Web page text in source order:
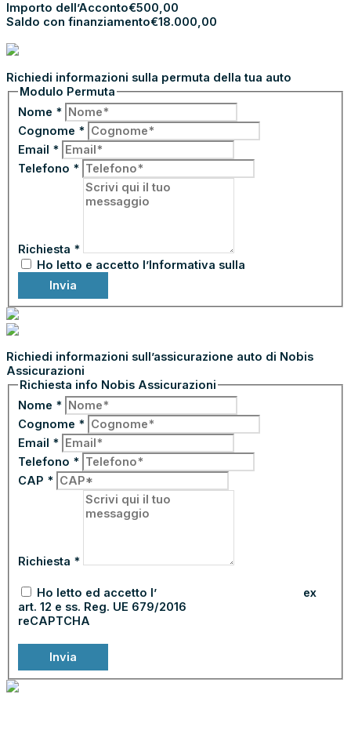
Importo dell’Acconto€500,00
Saldo con finanziamento€18.000,00
Richiedi informazioni sulla permuta della tua auto
Modulo Permuta
Nome *
Cognome *
Email *
Telefono *
Richiesta *
Ho letto e accetto l’Informativa sulla
Invia
Richiedi informazioni sull’assicurazione auto di Nobis
Assicurazioni
Richiesta info Nobis Assicurazioni
Nome *
Cognome *
Email *
Telefono *
CAP *
Richiesta *
Ho letto ed accetto l’informativa sulla privacy
ex
art. 12 e ss. Reg. UE 679/2016
reCAPTCHA
Invia